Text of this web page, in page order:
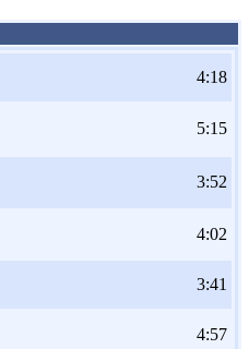
4:18
5:15
3:52
4:02
3:41
4:57